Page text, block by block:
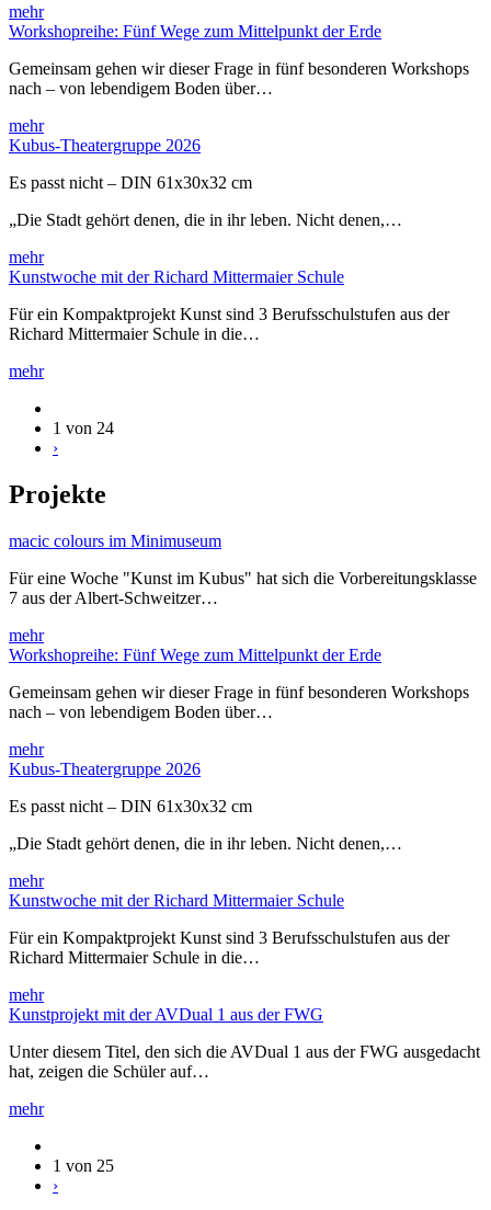
mehr
Workshopreihe: Fünf Wege zum Mittelpunkt der Erde
Gemeinsam gehen wir dieser Frage in fünf besonderen Workshops
nach – von lebendigem Boden über…
mehr
Kubus-Theatergruppe 2026
Es passt nicht – DIN 61x30x32 cm
„Die Stadt gehört denen, die in ihr leben. Nicht denen,…
mehr
Kunstwoche mit der Richard Mittermaier Schule
Für ein Kompaktprojekt Kunst sind 3 Berufsschulstufen aus der
Richard Mittermaier Schule in die…
mehr
1 von 24
›
Projekte
macic colours im Minimuseum
Für eine Woche "Kunst im Kubus" hat sich die Vorbereitungsklasse
7 aus der Albert-Schweitzer…
mehr
Workshopreihe: Fünf Wege zum Mittelpunkt der Erde
Gemeinsam gehen wir dieser Frage in fünf besonderen Workshops
nach – von lebendigem Boden über…
mehr
Kubus-Theatergruppe 2026
Es passt nicht – DIN 61x30x32 cm
„Die Stadt gehört denen, die in ihr leben. Nicht denen,…
mehr
Kunstwoche mit der Richard Mittermaier Schule
Für ein Kompaktprojekt Kunst sind 3 Berufsschulstufen aus der
Richard Mittermaier Schule in die…
mehr
Kunstprojekt mit der AVDual 1 aus der FWG
Unter diesem Titel, den sich die AVDual 1 aus der FWG ausgedacht
hat, zeigen die Schüler auf…
mehr
1 von 25
›